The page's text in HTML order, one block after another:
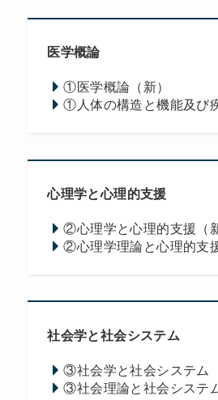
医学概論
①医学概論（新）
①人体の構造と機能及び
心理学と心理的支援
②心理学と心理的支援（
②心理学理論と心理的支
社会学と社会システム
③社会学と社会システム
③社会理論と社会システ